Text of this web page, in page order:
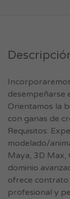
desempeñarse
Orientamos la
con ganas de
Requisitos:
modelado/
Maya, 3D Max,
dominio
ofrece contrato
profesional y